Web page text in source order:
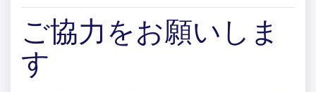
ご協力をお願いしま
す